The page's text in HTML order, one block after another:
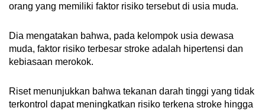
orang yang memiliki faktor risiko tersebut di usia muda.
Dia mengatakan bahwa, pada kelompok usia dewasa
muda, faktor risiko terbesar stroke adalah hipertensi dan
kebiasaan merokok.
Riset menunjukkan bahwa tekanan darah tinggi yang tidak
terkontrol dapat meningkatkan risiko terkena stroke hingga